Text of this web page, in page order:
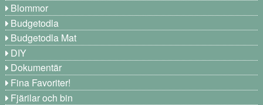
Blommor
Budgetodla
Budgetodla Mat
DIY
Dokumentär
Fina Favoriter!
Fjärilar och bin